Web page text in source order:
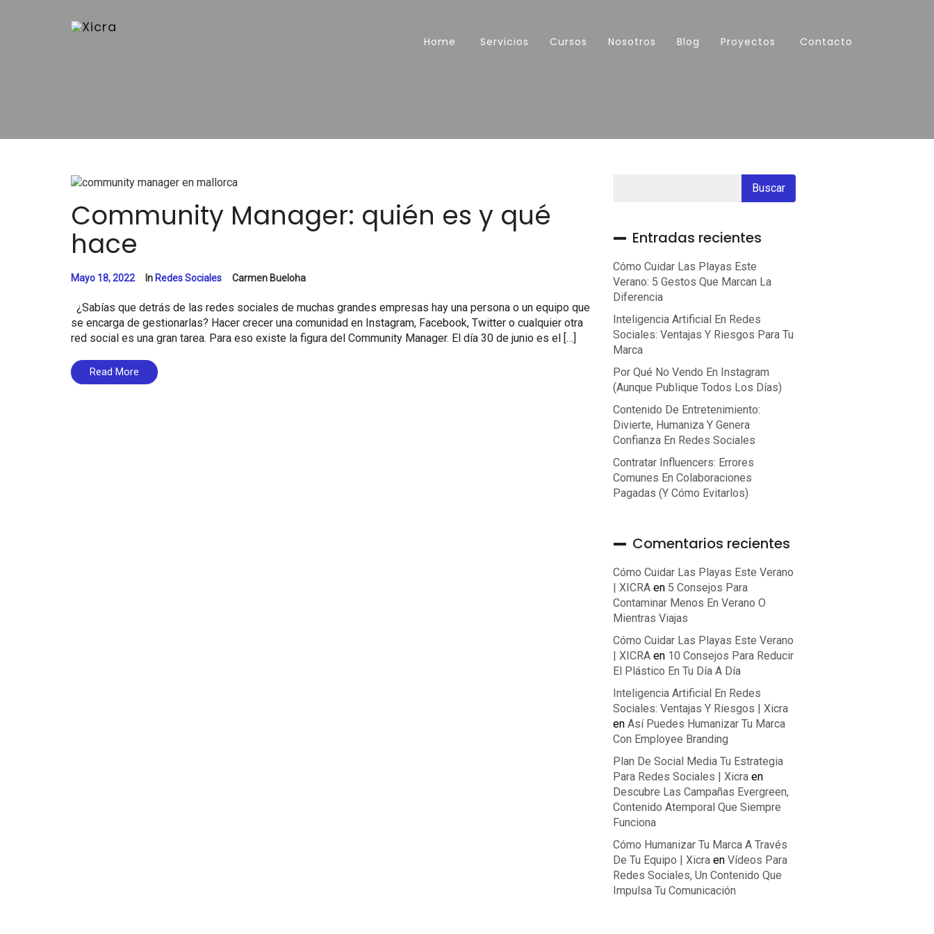
Home Servicios Cursos Nosotros Blog Proyectos Contacto
Community Manager: quién es y qué
hace
Mayo 18, 2022 In Redes Sociales Carmen Bueloha
¿Sabías que detrás de las redes sociales de muchas grandes empresas hay una persona o un equipo que
se encarga de gestionarlas? Hacer crecer una comunidad en Instagram, Facebook, Twitter o cualquier otra
red social es una gran tarea. Para eso existe la figura del Community Manager. El día 30 de junio es el […]
Read More
Entradas recientes
Cómo Cuidar Las Playas Este
Verano: 5 Gestos Que Marcan La
Diferencia
Inteligencia Artificial En Redes
Sociales: Ventajas Y Riesgos Para Tu
Marca
Por Qué No Vendo En Instagram
(aunque Publique Todos Los Días)
Contenido De Entretenimiento:
Divierte, Humaniza Y Genera
Confianza En Redes Sociales
Contratar Influencers: Errores
Comunes En Colaboraciones
Pagadas (y Cómo Evitarlos)
Comentarios recientes
Cómo Cuidar Las Playas Este Verano
| XICRA en 5 Consejos Para
Contaminar Menos En Verano O
Mientras Viajas
Cómo Cuidar Las Playas Este Verano
| XICRA en 10 Consejos Para Reducir
El Plástico En Tu Día A Día
Inteligencia Artificial En Redes
Sociales: Ventajas Y Riesgos | Xicra
en Así Puedes Humanizar Tu Marca
Con Employee Branding
Plan De Social Media Tu Estrategia
Para Redes Sociales | Xicra en
Descubre Las Campañas Evergreen,
Contenido Atemporal Que Siempre
Funciona
Cómo Humanizar Tu Marca A Través
De Tu Equipo | Xicra en Vídeos Para
Redes Sociales, Un Contenido Que
Impulsa Tu Comunicación